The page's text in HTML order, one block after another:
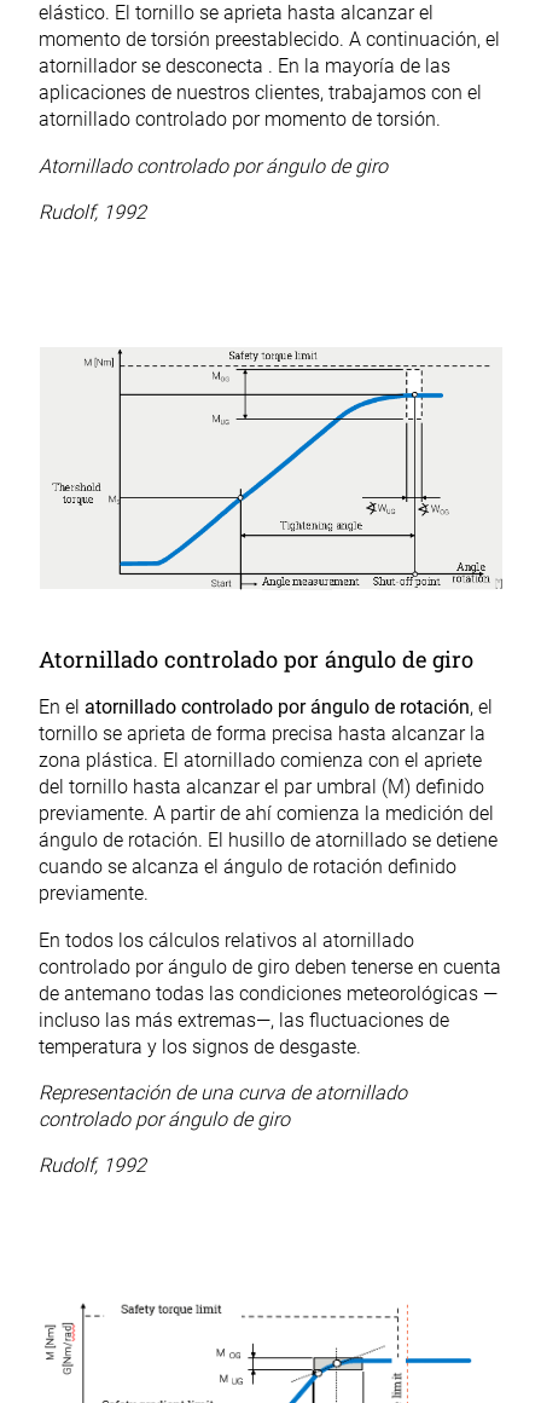
elástico. El tornillo se aprieta hasta alcanzar el
momento de torsión preestablecido. A continuación, el
atornillador se desconecta . En la mayoría de las
aplicaciones de nuestros clientes, trabajamos con el
atornillado controlado por momento de torsión.
Atornillado controlado por ángulo de giro
Rudolf, 1992
Atornillado controlado por ángulo de giro
En el atornillado controlado por ángulo de rotación, el
tornillo se aprieta de forma precisa hasta alcanzar la
zona plástica. El atornillado comienza con el apriete
del tornillo hasta alcanzar el par umbral (M) definido
previamente. A partir de ahí comienza la medición del
ángulo de rotación. El husillo de atornillado se detiene
cuando se alcanza el ángulo de rotación definido
previamente.
En todos los cálculos relativos al atornillado
controlado por ángulo de giro deben tenerse en cuenta
de antemano todas las condiciones meteorológicas —
incluso las más extremas—, las fluctuaciones de
temperatura y los signos de desgaste.
Representación de una curva de atornillado
controlado por ángulo de giro
Rudolf, 1992